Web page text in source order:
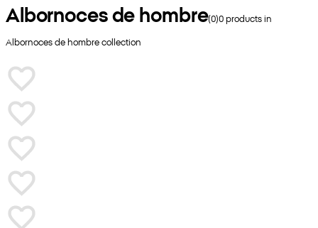
Albornoces de hombre(0)0products in
Albornoces de hombrecollection